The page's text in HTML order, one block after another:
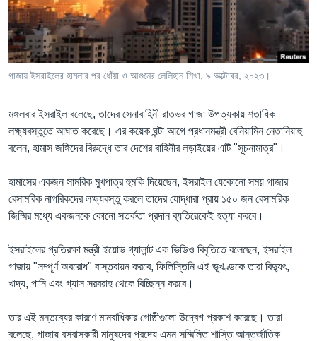
Learning English
FOLLOW US
অন্য ভাষায় ওয়েব সাইট
গাজায় ইসরাইলের হামলার পর ধোঁয়া ও আগুনের লেলিহান শিখা, ৯ অক্টোবর, ২০২৩।
মঙ্গলবার ইসরাইল বলেছে, তাদের সেনাবাহিনী রাতভর গাজা উপত্যকায় শতাধিক
লক্ষ্যবস্তুতে আঘাত করেছে। এর কয়েক ঘন্টা আগে প্রধানমন্ত্রী বেনিয়ামিন নেতানিয়াহু
বলেন, হামাস জঙ্গিদের বিরুদ্ধে তার দেশের বাহিনীর লড়াইয়ের এটি "সূচনামাত্র"।
হামাসের একজন সামরিক মুখপাত্র হুমকি দিয়েছেন, ইসরাইল যেকোনো সময় গাজার
বেসামরিক নাগরিকদের লক্ষ্যবস্তু করলে তাদের যোদ্ধারা প্রায় ১৫০ জন বেসামরিক
জিম্মির মধ্যে একজনকে কোনো সতর্কতা প্রদান ব্যতিরেকেই হত্যা করবে।
ইসরাইলের প্রতিরক্ষা মন্ত্রী ইয়োভ গ্যালান্ট এক ভিডিও বিবৃতিতে বলেছেন, ইসরাইল
গাজায় "সম্পূর্ণ অবরোধ" বাস্তবায়ন করবে, ফিলিস্তিনি এই ভূখণ্ডকে তারা বিদ্যুৎ,
খাদ্য, পানি এবং গ্যাস সরবরাহ থেকে বিচ্ছিন্ন করবে।
তার এই মন্তব্যের কারণে মানবাধিকার গোষ্ঠীগুলো উদ্বেগ প্রকাশ করেছে। তারা
বলেছে, গাজায় বসবাসকারী মানুষদের প্রদেয় এমন সম্মিলিত শাস্তি আন্তর্জাতিক